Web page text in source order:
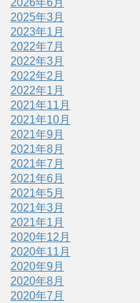
2026年6月
2025年3月
2023年1月
2022年7月
2022年3月
2022年2月
2022年1月
2021年11月
2021年10月
2021年9月
2021年8月
2021年7月
2021年6月
2021年5月
2021年3月
2021年1月
2020年12月
2020年11月
2020年9月
2020年8月
2020年7月